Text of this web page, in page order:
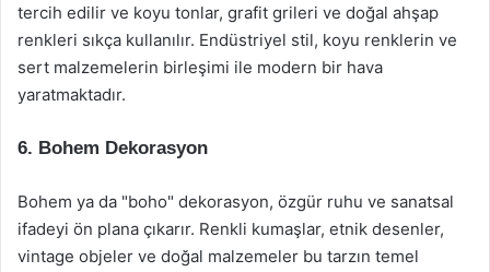
tercih edilir ve koyu tonlar, grafit grileri ve doğal ahşap
renkleri sıkça kullanılır. Endüstriyel stil, koyu renklerin ve
sert malzemelerin birleşimi ile modern bir hava
yaratmaktadır.
6. Bohem Dekorasyon
Bohem ya da "boho" dekorasyon, özgür ruhu ve sanatsal
ifadeyi ön plana çıkarır. Renkli kumaşlar, etnik desenler,
vintage objeler ve doğal malzemeler bu tarzın temel